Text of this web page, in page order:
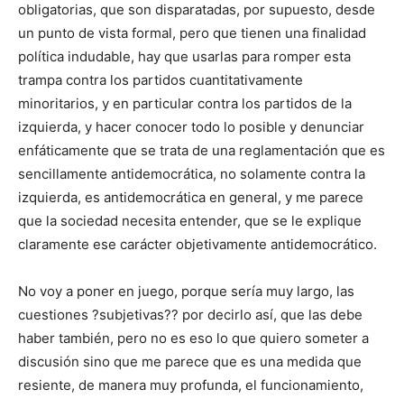
obligatorias, que son disparatadas, por supuesto, desde
un punto de vista formal, pero que tienen una finalidad
política indudable, hay que usarlas para romper esta
trampa contra los partidos cuantitativamente
minoritarios, y en particular contra los partidos de la
izquierda, y hacer conocer todo lo posible y denunciar
enfáticamente que se trata de una reglamentación que es
sencillamente antidemocrática, no solamente contra la
izquierda, es antidemocrática en general, y me parece
que la sociedad necesita entender, que se le explique
claramente ese carácter objetivamente antidemocrático.
No voy a poner en juego, porque sería muy largo, las
cuestiones ?subjetivas?? por decirlo así, que las debe
haber también, pero no es eso lo que quiero someter a
discusión sino que me parece que es una medida que
resiente, de manera muy profunda, el funcionamiento,